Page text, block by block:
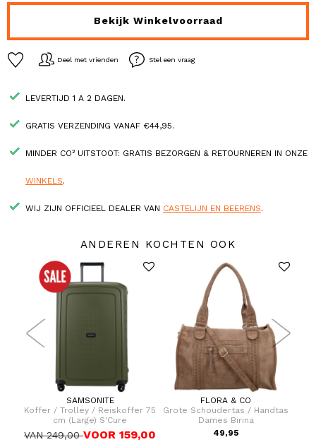
Bekijk Winkelvoorraad
Deel met vrienden Stel een vraag
LEVERTIJD 1 A 2 DAGEN.
GRATIS VERZENDING VANAF €44,95.
MINDER CO² UITSTOOT: GRATIS BEZORGEN & RETOURNEREN IN ONZE
WINKELS.
WIJ ZIJN OFFICIEEL DEALER VAN CASTELIJN EN BEERENS.
ANDEREN KOCHTEN OOK
SAMSONITE
Koffer / Trolley / Reiskoffer 75
cm (Large) S'Cure
VAN 249,00VOOR 159,00
FLORA & CO
Grote Schoudertas / Handtas
Dames Birina
49,95